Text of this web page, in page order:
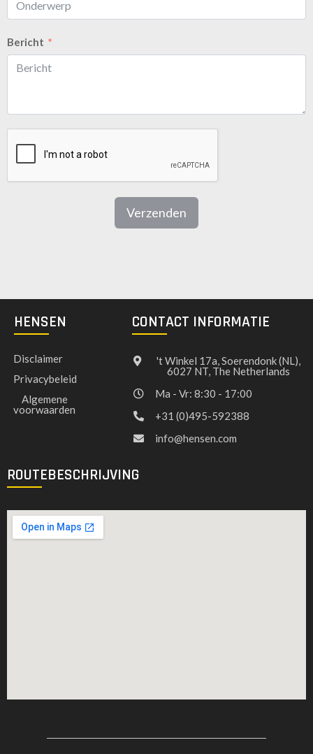
Bericht
Verzenden
HENSEN
Disclaimer
Privacybeleid
Algemene
voorwaarden
CONTACT INFORMATIE
't Winkel 17a, Soerendonk (NL),
6027 NT, The Netherlands
Ma - Vr: 8:30 - 17:00
+31 (0)495-592388
info@hensen.com
ROUTEBESCHRIJVING